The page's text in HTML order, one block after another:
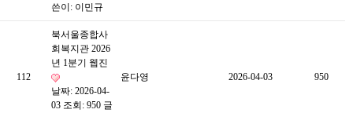
쓴이: 이민규
112
북서울종합사
회복지관 2026
년 1분기 웹진
날짜: 2026-04-
03 조회: 950 글
윤다영 2026-04-03 950